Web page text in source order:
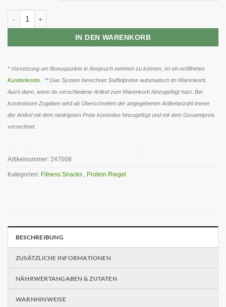
IN DEN WARENKORB
* Vorsetzung um Bonuspunkte in Anspruch nehmen zu können, ist ein eröffnetes
Kundenkonto . ** Das System berechnet Staffelpreise automatisch im Warenkorb.
Auch dann, wenn du verschiedene Artikel zum Warenkorb hinzugefügt hast. Bei
kostenlosen Zugaben wird ab Überschreiten der angegebenen Artikelanzahl immer
der Artikel mit dem niedrigsten Preis kostenlos hinzugefügt und mit dem Gesamtpreis
verrechnet.
Artikelnummer: 247008
Kategorien: Fitness Snacks , Protein Riegel
BESCHREIBUNG
ZUSÄTZLICHE INFORMATIONEN
NÄHRWERTANGABEN & ZUTATEN
WARNHINWEISE